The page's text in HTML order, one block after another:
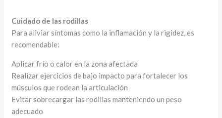
Cuidado de las rodillas
Para aliviar síntomas como la inflamación y la rigidez, es
recomendable:
Aplicar frío o calor en la zona afectada
Realizar ejercicios de bajo impacto para fortalecer los
músculos que rodean la articulación
Evitar sobrecargar las rodillas manteniendo un peso
adecuado